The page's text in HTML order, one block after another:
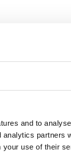
and to
partners
your use of their